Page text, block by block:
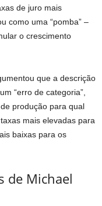
de juro mais
como uma “pomba” –
o crescimento
que a descrição
“erro de categoria”,
produção para qual
mais elevadas para
baixas para os
de Michael